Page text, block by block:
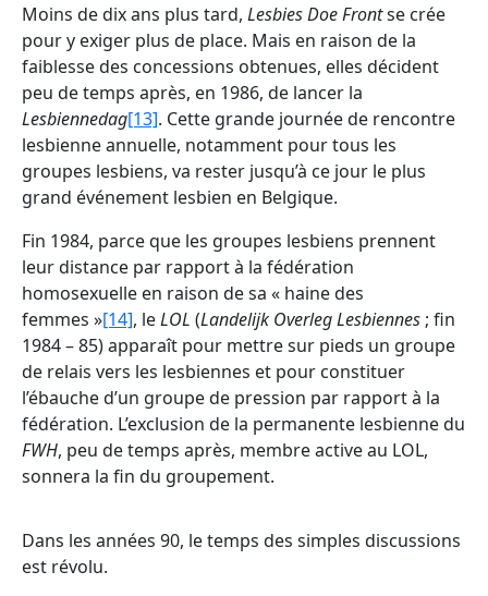
Moins de dix ans plus tard, Lesbies Doe Frontse crée
pour y exiger plus de place. Mais en raison de la
faiblesse des concessions obtenues, elles décident
peu de temps après, en 1986, de lancer la
Lesbiennedag[13]. Cette grande journée de rencontre
lesbienne annuelle, notamment pour tous les
groupes lesbiens, va rester jusqu’à ce jour le plus
grand événement lesbien en Belgique.
Fin 1984, parce que les groupes lesbiens prennent
leur distance par rapport à la fédération
homosexuelle en raison de sa « haine des
femmes »[14], leLOL (Landelijk Overleg Lesbiennes ; fin
1984 – 85) apparaît pour mettre sur pieds un groupe
de relais vers les lesbiennes et pour constituer
l’ébauche d’un groupe de pression par rapport à la
fédération. L’exclusion de la permanente lesbienne du
FWH, peu de temps après, membre active au LOL,
sonnera la fin du groupement.
Dans les années 90, le temps des simples discussions
est révolu.